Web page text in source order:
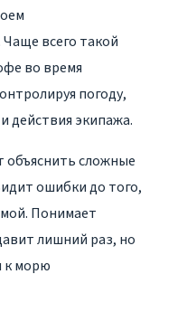
всего такой
во время
погоду,
действия экипажа.
объяснить сложные
ошибки до того,
Понимает
лишний раз, но
к морю